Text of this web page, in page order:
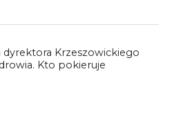
dyrektora Krzeszowickiego
Kto pokieruje